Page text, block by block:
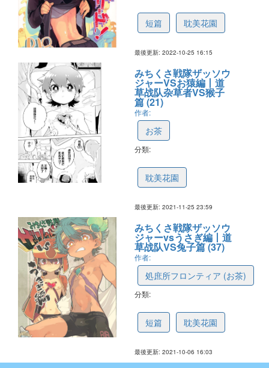
短篇 耽美花園
最後更新: 2022-10-25 16:15
みちくさ戦隊ザッソウ
ジャーVSお猿編丨道
草战队杂草者VS猴子
篇 (21)
作者:
お茶
分類:
耽美花園
最後更新: 2021-11-25 23:59
みちくさ戦隊ザッソウ
ジャーvsうさぎ編丨道
草战队VS兔子篇 (37)
作者:
処庶所フロンティア (お茶)
分類:
短篇 耽美花園
最後更新: 2021-10-06 16:03